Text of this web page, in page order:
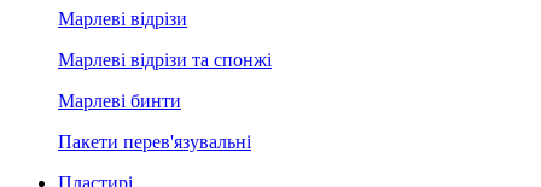
Марлеві відрізи
Марлеві відрізи та спонжі
Марлеві бинти
Пакети перев'язувальні
Пластирі